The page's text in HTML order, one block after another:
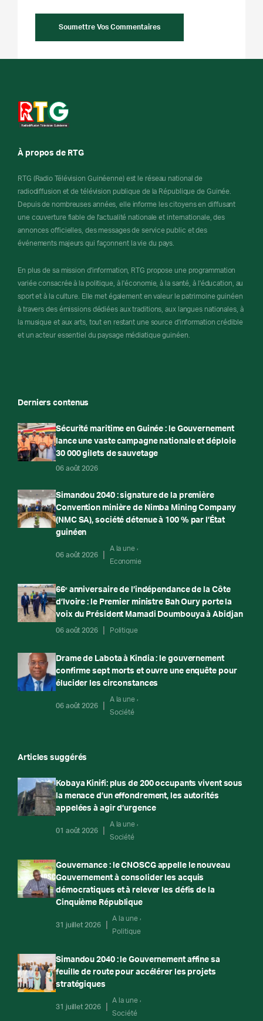
À propos de RTG
RTG (Radio Télévision Guinéenne) est le réseau national de
radiodiffusion et de télévision publique de la République de Guinée.
Depuis de nombreuses années, elle informe les citoyens en diffusant
une couverture fiable de l'actualité nationale et internationale, des
annonces officielles, des messages de service public et des
événements majeurs qui façonnent la vie du pays.
En plus de sa mission d'information, RTG propose une programmation
variée consacrée à la politique, à l'économie, à la santé, à l'éducation, au
sport et à la culture. Elle met également en valeur le patrimoine guinéen
à travers des émissions dédiées aux traditions, aux langues nationales, à
la musique et aux arts, tout en restant une source d'information crédible
et un acteur essentiel du paysage médiatique guinéen.
Derniers contenus
Sécurité maritime en Guinée : le Gouvernement
lance une vaste campagne nationale et déploie
30 000 gilets de sauvetage
06 août 2026
Simandou 2040 : signature de la première
Convention minière de Nimba Mining Company
(NMC SA), société détenue à 100 % par l’État
guinéen
06 août 2026
A la une
Economie
66ᵉ anniversaire de l’indépendance de la Côte
d’Ivoire : le Premier ministre Bah Oury porte la
voix du Président Mamadi Doumbouya à Abidjan
06 août 2026 Politique
Drame de Labota à Kindia : le gouvernement
confirme sept morts et ouvre une enquête pour
élucider les circonstances
06 août 2026
A la une
Société
Articles suggérés
Kobaya Kinifi: plus de 200 occupants vivent sous
la menace d’un effondrement, les autorités
appelées à agir d’urgence
01 août 2026
A la une
Société
Gouvernance : le CNOSCG appelle le nouveau
Gouvernement à consolider les acquis
démocratiques et à relever les défis de la
Cinquième République
31 juillet 2026
A la une
Politique
Simandou 2040 : le Gouvernement affine sa
feuille de route pour accélérer les projets
stratégiques
31 juillet 2026
A la une
Société